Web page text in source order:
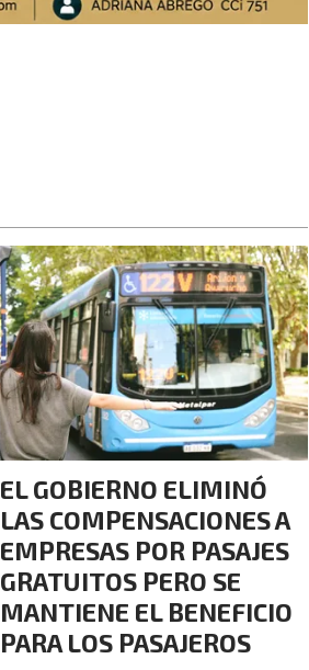
EL GOBIERNO ELIMINÓ
LAS COMPENSACIONES A
EMPRESAS POR PASAJES
GRATUITOS PERO SE
MANTIENE EL BENEFICIO
PARA LOS PASAJEROS